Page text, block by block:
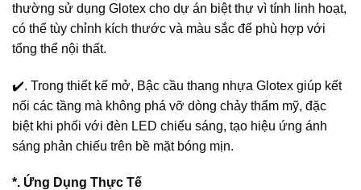
thường sử dụng Glotex cho dự án biệt thự vì tính linh hoạt,
có thể tùy chỉnh kích thước và màu sắc để phù hợp với
tổng thể nội thất.
✔️. Trong thiết kế mở, Bậc cầu thang nhựa Glotex giúp kết
nối các tầng mà không phá vỡ dòng chảy thẩm mỹ, đặc
biệt khi phối với đèn LED chiếu sáng, tạo hiệu ứng ánh
sáng phản chiếu trên bề mặt bóng mịn.
*. Ứng Dụng Thực Tế